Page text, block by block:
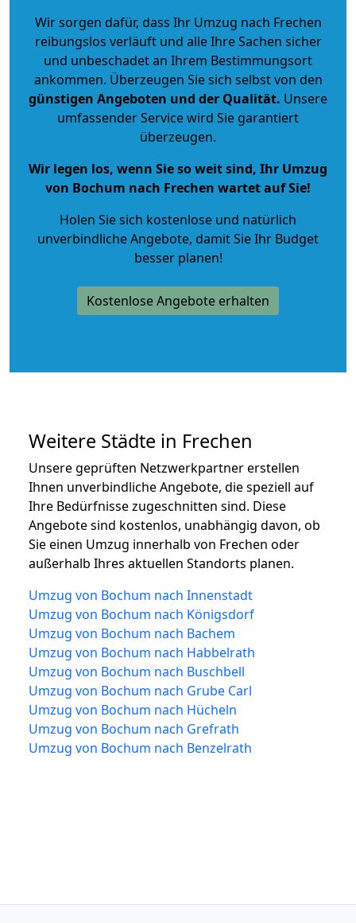
Wir sorgen dafür, dass Ihr Umzug nach Frechen
reibungslos verläuft und alle Ihre Sachen sicher
und unbeschadet an Ihrem Bestimmungsort
ankommen. Überzeugen Sie sich selbst von den
günstigen Angeboten und der Qualität. Unsere
umfassender Service wird Sie garantiert
überzeugen.
Wir legen los, wenn Sie so weit sind, Ihr Umzug
von Bochum nach Frechen wartet auf Sie!
Holen Sie sich kostenlose und natürlich
unverbindliche Angebote, damit Sie Ihr Budget
besser planen!
Kostenlose Angebote erhalten
Weitere Städte in Frechen
Unsere geprüften Netzwerkpartner erstellen
Ihnen unverbindliche Angebote, die speziell auf
Ihre Bedürfnisse zugeschnitten sind. Diese
Angebote sind kostenlos, unabhängig davon, ob
Sie einen Umzug innerhalb von Frechen oder
außerhalb Ihres aktuellen Standorts planen.
Umzug von Bochum nach Innenstadt
Umzug von Bochum nach Königsdorf
Umzug von Bochum nach Bachem
Umzug von Bochum nach Habbelrath
Umzug von Bochum nach Buschbell
Umzug von Bochum nach Grube Carl
Umzug von Bochum nach Hücheln
Umzug von Bochum nach Grefrath
Umzug von Bochum nach Benzelrath